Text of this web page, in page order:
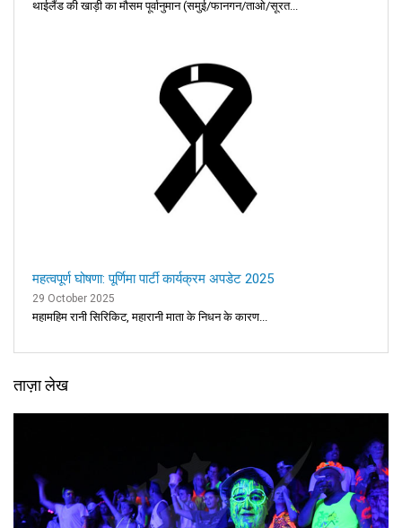
थाईलैंड की खाड़ी का मौसम पूर्वानुमान (समुई/फानगन/ताओ/सूरत...
महत्वपूर्ण घोषणा: पूर्णिमा पार्टी कार्यक्रम अपडेट 2025
29 October 2025
महामहिम रानी सिरिकिट, महारानी माता के निधन के कारण...
ताज़ा लेख